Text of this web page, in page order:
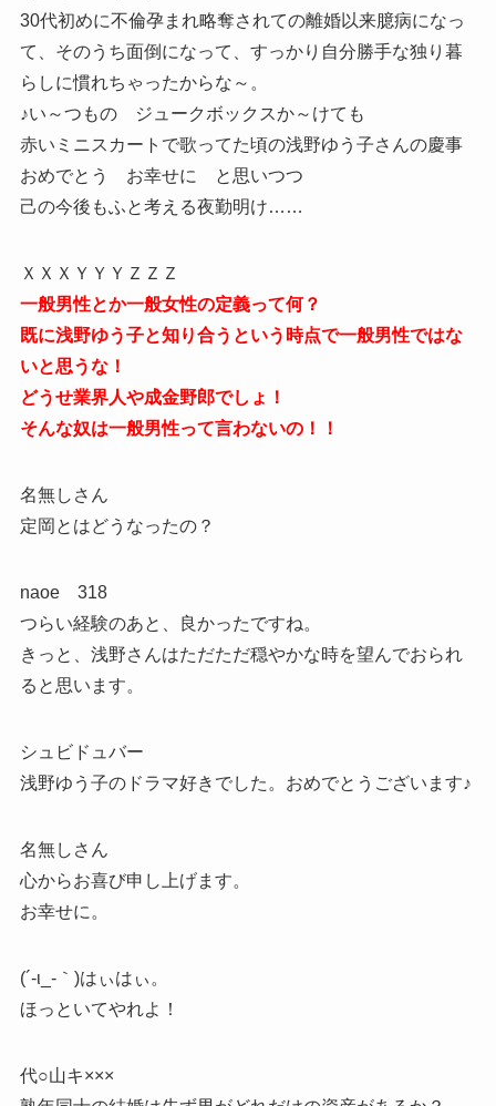
30代初めに不倫孕まれ略奪されての離婚以来臆病になっ
て、そのうち面倒になって、すっかり自分勝手な独り暮
らしに慣れちゃったからな～。
♪い～つもの ジュークボックスか～けても
赤いミニスカートで歌ってた頃の浅野ゆう子さんの慶事
おめでとう お幸せに と思いつつ
己の今後もふと考える夜勤明け……
ＸＸＸＹＹＹＺＺＺ
一般男性とか一般女性の定義って何？
既に浅野ゆう子と知り合うという時点で一般男性ではな
いと思うな！
どうせ業界人や成金野郎でしょ！
そんな奴は一般男性って言わないの！！
名無しさん
定岡とはどうなったの？
naoe 318
つらい経験のあと、良かったですね。
きっと、浅野さんはただただ穏やかな時を望んでおられ
ると思います。
シュビドュバー
浅野ゆう子のドラマ好きでした。おめでとうございます♪
名無しさん
心からお喜び申し上げます。
お幸せに。
(´-ι_-｀)はぃはぃ。
ほっといてやれよ！
代○山キ×××